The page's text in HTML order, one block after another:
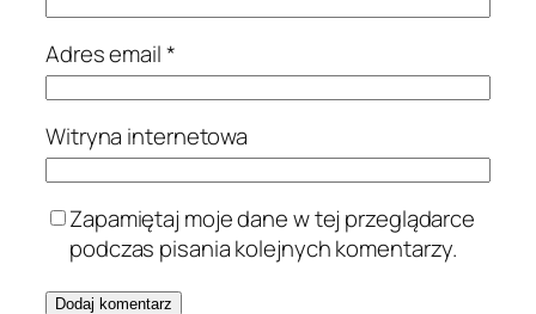
Adres email*
Witryna internetowa
Zapamiętaj moje dane w tej przeglądarce
podczas pisania kolejnych komentarzy.